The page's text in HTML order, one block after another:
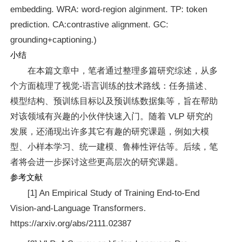
embedding. WRA: word-region alginment. TP: token
prediction. CA:contrastive alignment. GC:
grounding+captioning.)
小结
在本篇文章中，笔者通过整理多篇研究综述，从多
个方面梳理了视觉-语言训练的技术路线：任务描述、
模型结构、预训练目标以及预训练数据集等，旨在帮助
对该领域有兴趣的小伙伴快速入门。随着 VLP 研究的
发展，还涌现出许多其它有趣的研究课题，例如大模
型、小样本学习、统一建模、鲁棒性评估等。后续，笔
者将会进一步探讨这些更高层次的研究课题。
参考文献
[1] An Empirical Study of Training End-to-End
Vision-and-Language Transformers.
https://arxiv.org/abs/2111.02387